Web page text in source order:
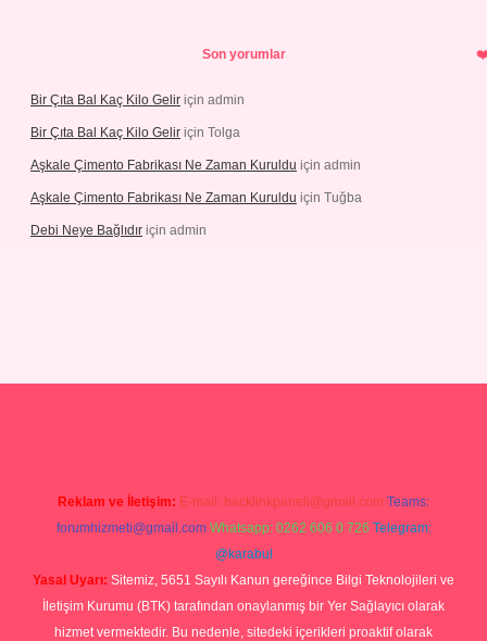
Son yorumlar
Bir Çıta Bal Kaç Kilo Gelir için admin
Bir Çıta Bal Kaç Kilo Gelir için Tolga
Aşkale Çimento Fabrikası Ne Zaman Kuruldu için admin
Aşkale Çimento Fabrikası Ne Zaman Kuruldu için Tuğba
Debi Neye Bağlıdır için admin
Reklam ve İletişim: E-mail: backlinkpaneli@gmail.com Teams:
forumhizmeti@gmail.com Whatsapp: 0262 606 0 726 Telegram:
@karabul
Yasal Uyarı: Sitemiz, 5651 Sayılı Kanun gereğince Bilgi Teknolojileri ve
İletişim Kurumu (BTK) tarafından onaylanmış bir Yer Sağlayıcı olarak
hizmet vermektedir. Bu nedenle, sitedeki içerikleri proaktif olarak